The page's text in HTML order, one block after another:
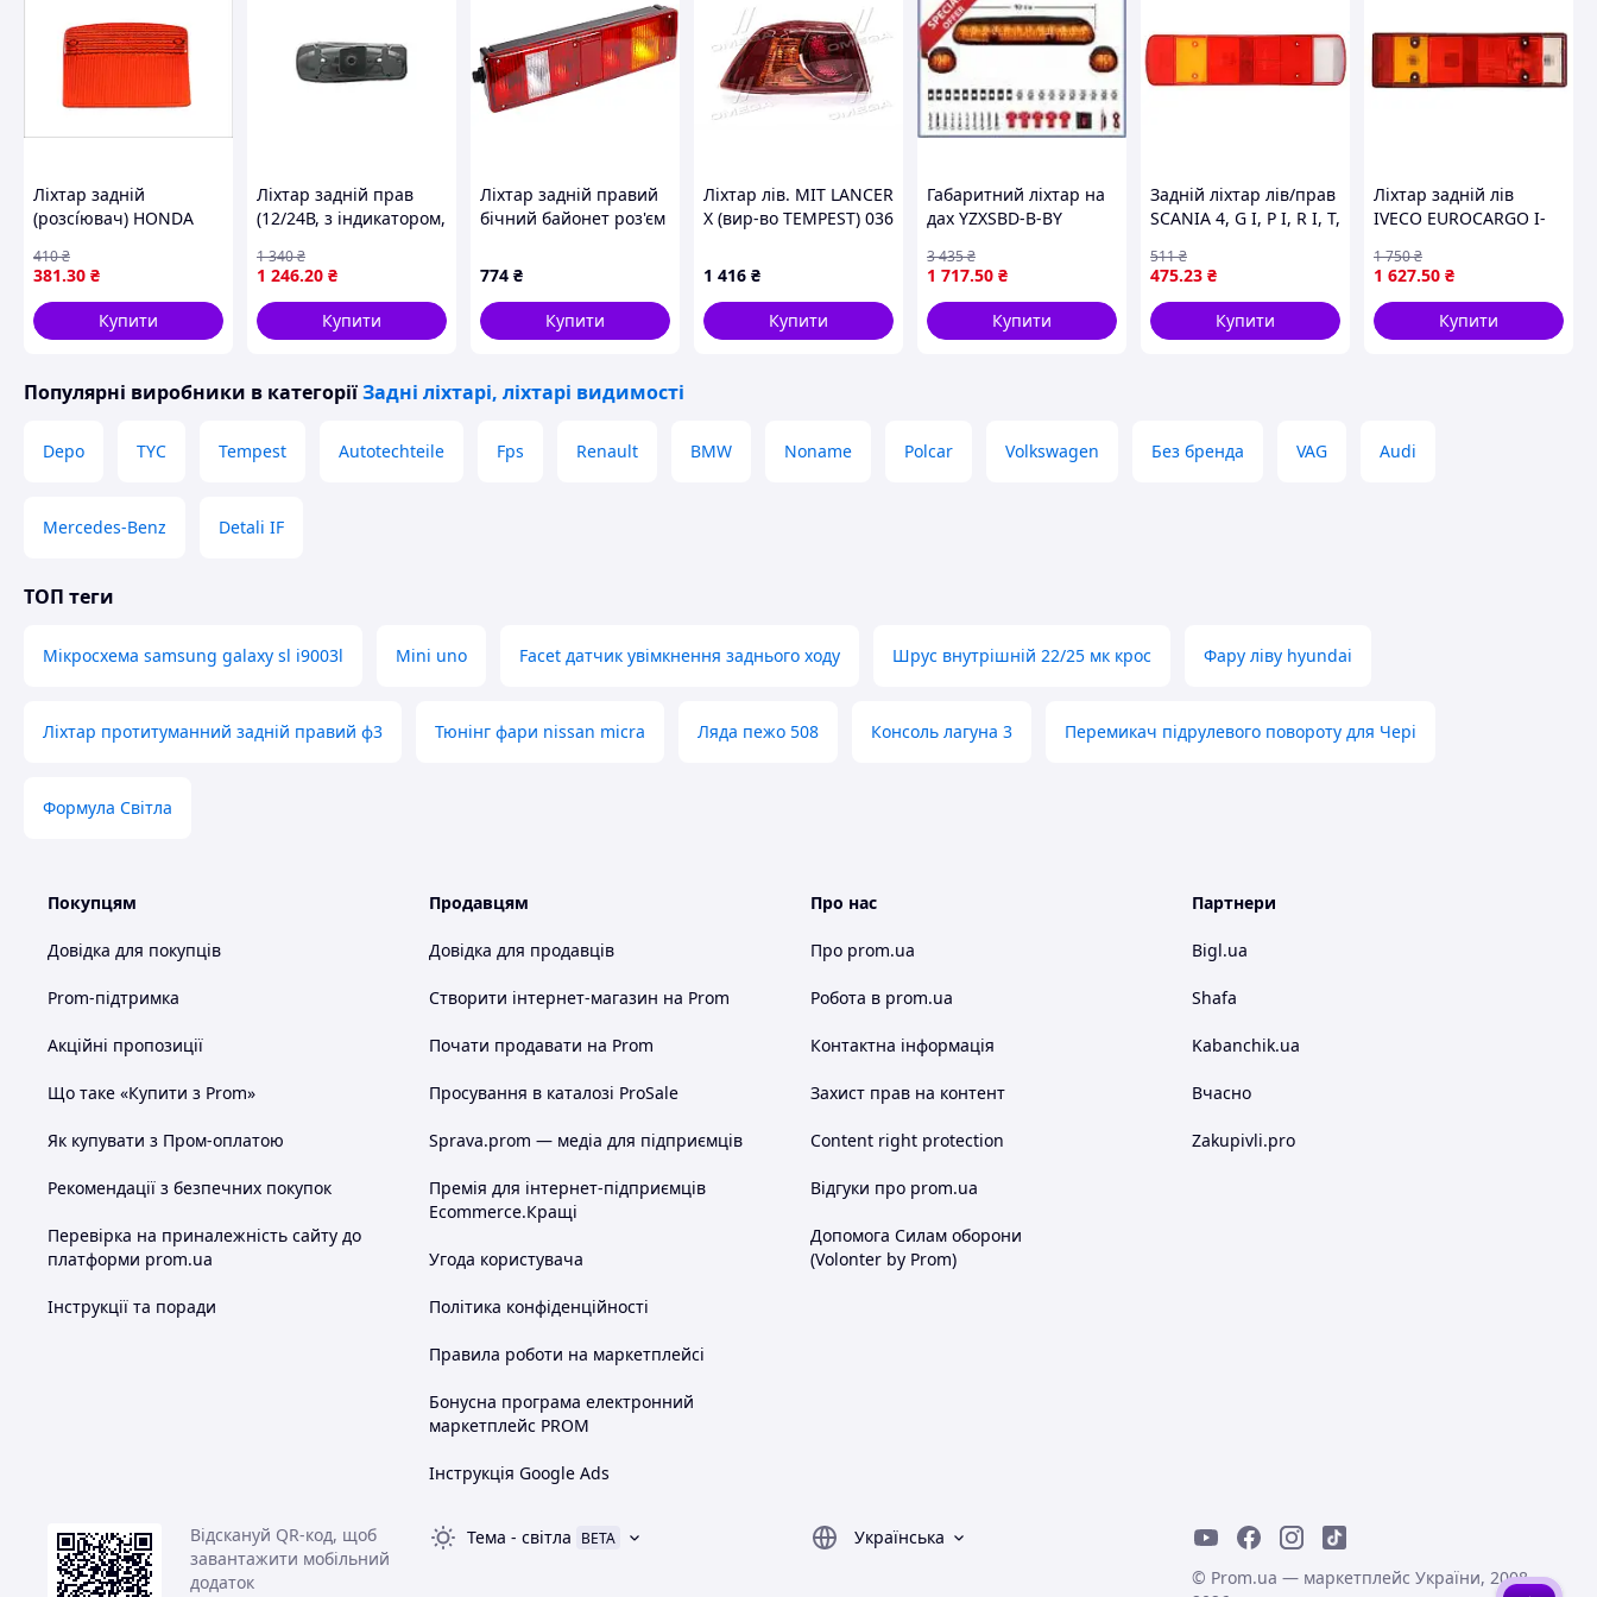
Ліхтар задній
(розсі́ювач) HONDA
1975-2012 VICMA 7161
381.30 ₴
410₴
Купити
Ліхтар задній прав
(12/24В, з індикатором,
фар, світло заднього
ходу, із стоп-с
1 246.20 ₴
1 340₴
Купити
Ліхтар задній правий
бічний байонет роз'єм
774 ₴
Купити
Ліхтар лів. MIT LANCER
X (вир-во TEMPEST) 036
1 416 ₴
Купити
Габаритний ліхтар на
дах YZXSBD-B-BY
1 717.50 ₴
3 435₴
Купити
Задній ліхтар лів/прав
SCANIA 4, G I, P I, R I, T,
FM10, FM12 08.93-
TRUCKLIGHT TL-
VO005L/R
475.23 ₴
511₴
Купити
Ліхтар задній лів
IVECO EUROCARGO I-
TRUCKLIGHT TL-IV001L
1 627.50 ₴
1 750₴
Купити
Популярні виробники в категоріїЗадні ліхтарі, ліхтарі видимості
Depo TYC Tempest Autotechteile Fps Renault BMW Noname Polcar Volkswagen Без бренда VAG Audi
Mercedes-Benz Detali IF
ТОП теги
Мікросхема samsung galaxy sl i9003l Mini uno Facet датчик увімкнення заднього ходу Шрус внутрішній 22/25 мк крос Фару ліву hyundai
Ліхтар протитуманний задній правий ф3 Тюнінг фари nissan micra Ляда пежо 508 Консоль лагуна 3 Перемикач підрулевого повороту для Чері
Формула Світла
Покупцям
Довідка для покупців
Prom-підтримка
Акційні пропозиції
Що таке «Купити з Prom»
Як купувати з Пром-оплатою
Рекомендації з безпечних покупок
Перевірка на приналежність сайту до
платформи prom.ua
Інструкції та поради
Продавцям
Довідка для продавців
Створити інтернет-магазин на Prom
Почати продавати на Prom
Просування в каталозі ProSale
Sprava.prom — медіа для підприємців
Премія для інтернет-підприємців
Ecommerce.Кращі
Угода користувача
Політика конфіденційності
Правила роботи на маркетплейсі
Бонусна програма електронний
маркетплейс PROM
Інструкція Google Ads
Про нас
Про prom.ua
Робота в prom.ua
Контактна інформація
Захист прав на контент
Content right protection
Відгуки про prom.ua
Допомога Силам оборони
(Volonter by Prom)
Партнери
Bigl.ua
Shafa
Kabanchik.ua
Вчасно
Zakupivli.pro
Відскануй QR-код, щоб
завантажити мобільний
додаток
Тема - світла BETA
Українська
© Prom.ua — маркетплейс України, 2008-